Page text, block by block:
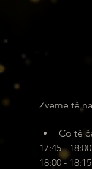
Zveme tě
Co tě
17:45 -
18:00 -